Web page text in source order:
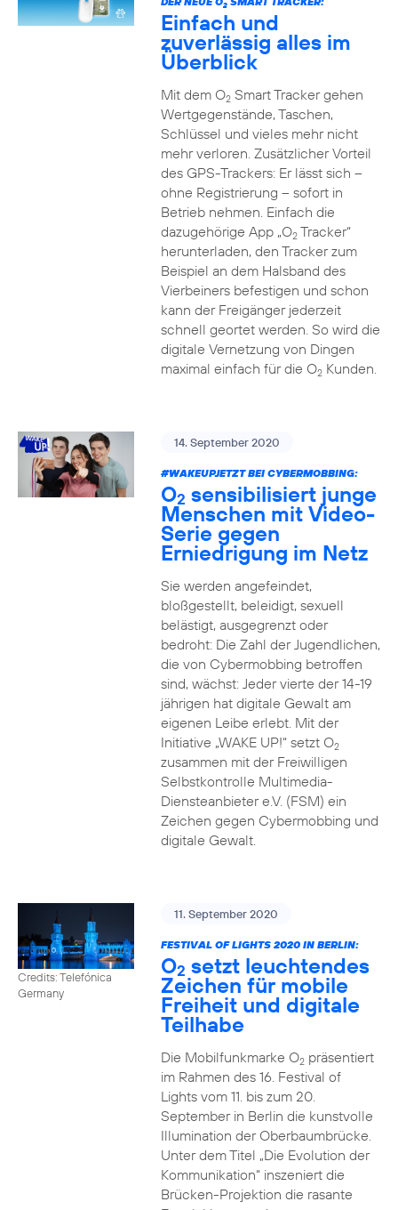
2
Einfach und
zuverlässig alles im
Überblick
Mit dem O2Smart Tracker gehen
Wertgegenstände, Taschen,
Schlüssel und vieles mehr nicht
mehr verloren. Zusätzlicher Vorteil
des GPS-Trackers: Er lässt sich –
ohne Registrierung – sofort in
Betrieb nehmen. Einfach die
dazugehörige App „O2Tracker“
herunterladen, den Tracker zum
Beispiel an dem Halsband des
Vierbeiners befestigen und schon
kann der Freigänger jederzeit
schnell geortet werden. So wird die
digitale Vernetzung von Dingen
maximal einfach für die O2Kunden.
14. September 2020
#WAKEUPJETZT BEI CYBERMOBBING:
O2 sensibilisiert junge
Menschen mit Video-
Serie gegen
Erniedrigung im Netz
Sie werden angefeindet,
bloßgestellt, beleidigt, sexuell
belästigt, ausgegrenzt oder
bedroht: Die Zahl der Jugendlichen,
die von Cybermobbing betroffen
sind, wächst: Jeder vierte der 14-19
jährigen hat digitale Gewalt am
eigenen Leibe erlebt. Mit der
Initiative „WAKE UP!“ setzt O2
zusammen mit der Freiwilligen
Selbstkontrolle Multimedia-
Diensteanbieter e.V. (FSM) ein
Zeichen gegen Cybermobbing und
digitale Gewalt.
Credits: Telefónica
Germany
11. September 2020
FESTIVAL OF LIGHTS 2020 IN BERLIN:
O2 setzt leuchtendes
Zeichen für mobile
Freiheit und digitale
Teilhabe
Die Mobilfunkmarke O2präsentiert
im Rahmen des 16. Festival of
Lights vom 11. bis zum 20.
September in Berlin die kunstvolle
Illumination der Oberbaumbrücke.
Unter dem Titel „Die Evolution der
Kommunikation“ inszeniert die
Brücken-Projektion die rasante